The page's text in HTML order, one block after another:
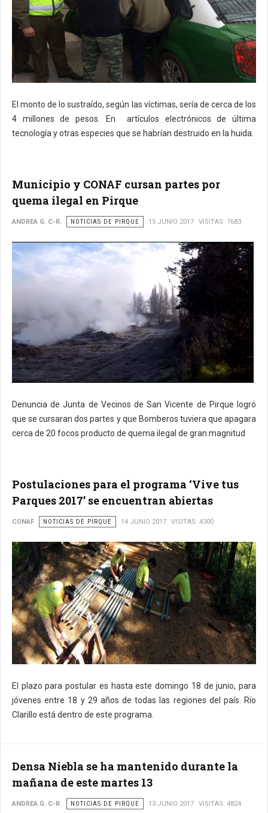
El monto de lo sustraído, según las víctimas, sería de cerca de los
4 millones de pesos. En artículos electrónicos de última
tecnología y otras especies que se habrían destruido en la huida.
Municipio y CONAF cursan partes por
quema ilegal en Pirque
ANDREA G. C-R. NOTICIAS DE PIRQUE 15 JUNIO 2017 VISITAS: 7683
Denuncia de Junta de Vecinos de San Vicente de Pirque logró
que se cursaran dos partes y que Bomberos tuviera que apagara
cerca de 20 focos producto de quema ilegal de gran magnitud
Postulaciones para el programa ‘Vive tus
Parques 2017’ se encuentran abiertas
CONAF NOTICIAS DE PIRQUE 14 JUNIO 2017 VISITAS: 4300
El plazo para postular es hasta este domingo 18 de junio, para
jóvenes entre 18 y 29 años de todas las regiones del país. Río
Clarillo está dentro de este programa.
Densa Niebla se ha mantenido durante la
mañana de este martes 13
ANDREA G. C-R. NOTICIAS DE PIRQUE 13 JUNIO 2017 VISITAS: 4824